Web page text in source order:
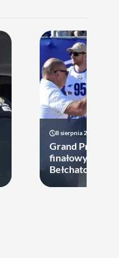
8 sierpnia 2026 18:33
Grand Prix
finałowy
Bełchatowianie